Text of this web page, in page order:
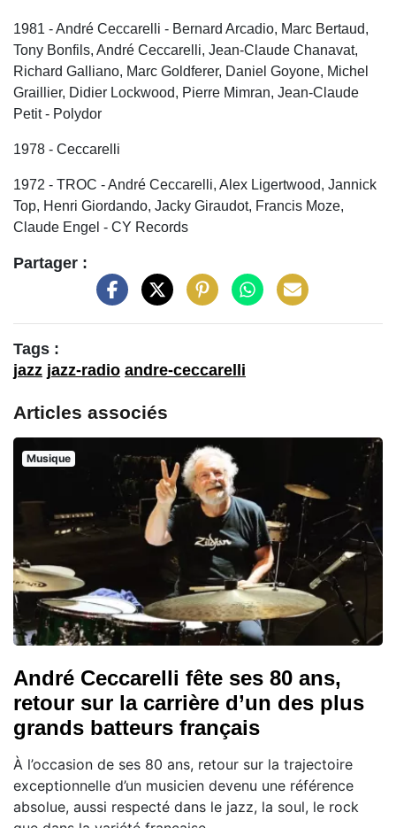
1981 - André Ceccarelli - Bernard Arcadio, Marc Bertaud,
Tony Bonfils, André Ceccarelli, Jean-Claude Chanavat,
Richard Galliano, Marc Goldferer, Daniel Goyone, Michel
Graillier, Didier Lockwood, Pierre Mimran, Jean-Claude
Petit - Polydor
1978 - Ceccarelli
1972 - TROC - André Ceccarelli, Alex Ligertwood, Jannick
Top, Henri Giordando, Jacky Giraudot, Francis Moze,
Claude Engel - CY Records
Partager :
Tags :
jazz jazz-radio andre-ceccarelli
Articles associés
Musique
André Ceccarelli fête ses 80 ans,
retour sur la carrière d’un des plus
grands batteurs français
À l’occasion de ses 80 ans, retour sur la trajectoire
exceptionnelle d’un musicien devenu une référence
absolue, aussi respecté dans le jazz, la soul, le rock